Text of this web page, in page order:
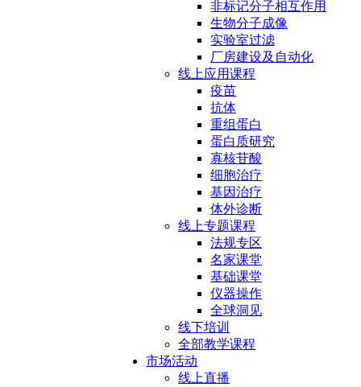
非标记分子相互作用
生物分子成像
实验室过滤
厂房建设及自动化
线上应用课程
疫苗
抗体
重组蛋白
蛋白质研究
寡核苷酸
细胞治疗
基因治疗
体外诊断
线上专题课程
法规专区
名家课堂
基础课堂
仪器操作
全球洞见
线下培训
全部教学课程
市场活动
线上直播